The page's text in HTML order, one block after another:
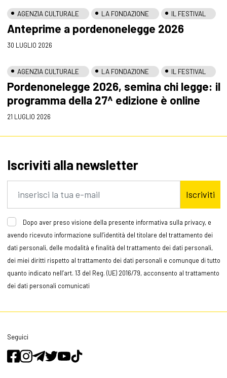
AGENZIA CULTURALE LA FONDAZIONE IL FESTIVAL
Anteprime a pordenonelegge 2026
30 LUGLIO 2026
AGENZIA CULTURALE LA FONDAZIONE IL FESTIVAL
Pordenonelegge 2026, semina chi legge: il
programma della 27^ edizione è online
21 LUGLIO 2026
Iscriviti alla newsletter
Iscriviti
Dopo aver preso visione della presente informativa sulla privacy, e
avendo ricevuto informazione sull’identità del titolare del trattamento dei
dati personali, delle modalità e finalità del trattamento dei dati personali,
dei miei diritti rispetto al trattamento dei dati personali e comunque di tutto
quanto indicato nell’art. 13 del Reg. (UE) 2016/79, acconsento al trattamento
dei dati personali comunicati
Seguici